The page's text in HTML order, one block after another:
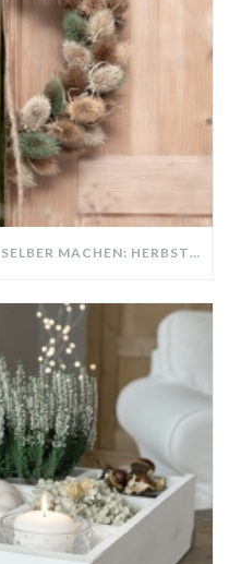
KRANZ AUS WILDEN KARDE SELBER MACHEN: HERBSTDEKO GANZ EINFACH